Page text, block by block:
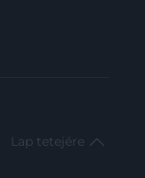
Lap tetejére